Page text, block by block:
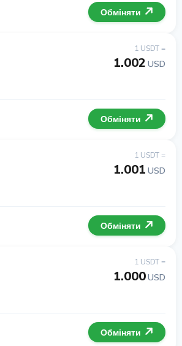
Обміняти
1 USDT =
1.002 USD
Обміняти
1 USDT =
1.001 USD
Обміняти
1 USDT =
1.000USD
Обміняти